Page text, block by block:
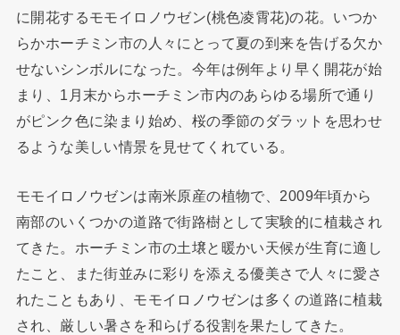
に開花するモモイロノウゼン(桃色凌霄花)の花。いつか
らかホーチミン市の人々にとって夏の到来を告げる欠か
せないシンボルになった。今年は例年より早く開花が始
まり、1月末からホーチミン市内のあらゆる場所で通り
がピンク色に染まり始め、桜の季節のダラットを思わせ
るような美しい情景を見せてくれている。
モモイロノウゼンは南米原産の植物で、2009年頃から
南部のいくつかの道路で街路樹として実験的に植栽され
てきた。ホーチミン市の土壌と暖かい天候が生育に適し
たこと、また街並みに彩りを添える優美さで人々に愛さ
れたこともあり、モモイロノウゼンは多くの道路に植栽
され、厳しい暑さを和らげる役割を果たしてきた。